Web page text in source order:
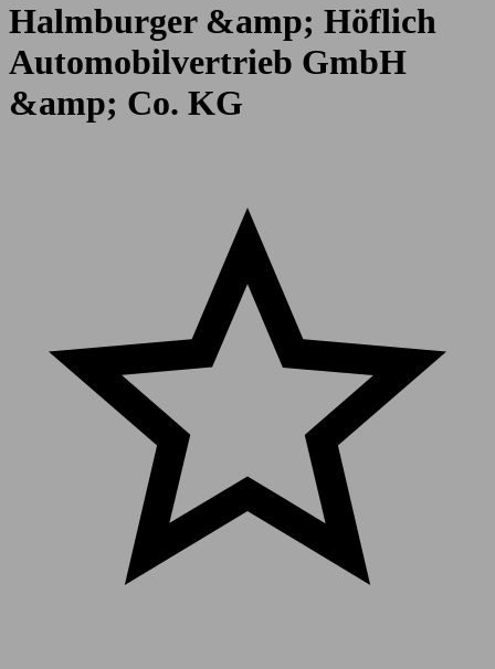
Halmburger &amp; Höflich
Automobilvertrieb GmbH
&amp; Co. KG